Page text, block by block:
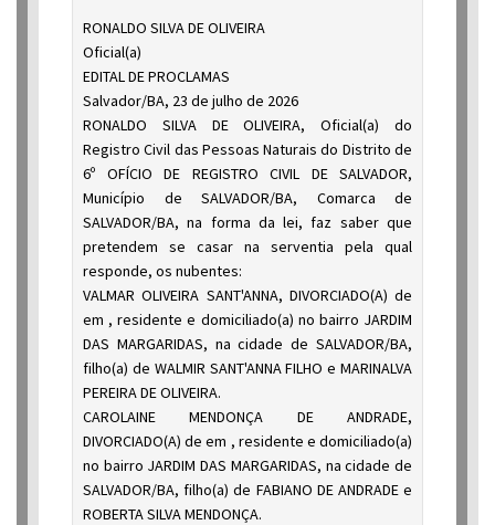
RONALDO SILVA DE OLIVEIRA
Oficial(a)
EDITAL DE PROCLAMAS
Salvador/BA, 23 de julho de 2026
RONALDO SILVA DE OLIVEIRA, Oficial(a) do
Registro Civil das Pessoas Naturais do Distrito de
6º OFÍCIO DE REGISTRO CIVIL DE SALVADOR,
Município de SALVADOR/BA, Comarca de
SALVADOR/BA, na forma da lei, faz saber que
pretendem se casar na serventia pela qual
responde, os nubentes:
VALMAR OLIVEIRA SANT'ANNA, DIVORCIADO(A) de
em , residente e domiciliado(a) no bairro JARDIM
DAS MARGARIDAS, na cidade de SALVADOR/BA,
filho(a) de WALMIR SANT'ANNA FILHO e MARINALVA
PEREIRA DE OLIVEIRA.
CAROLAINE MENDONÇA DE ANDRADE,
DIVORCIADO(A) de em , residente e domiciliado(a)
no bairro JARDIM DAS MARGARIDAS, na cidade de
SALVADOR/BA, filho(a) de FABIANO DE ANDRADE e
ROBERTA SILVA MENDONÇA.